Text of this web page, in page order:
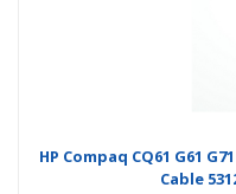
HP Compaq CQ61 G61
Cable